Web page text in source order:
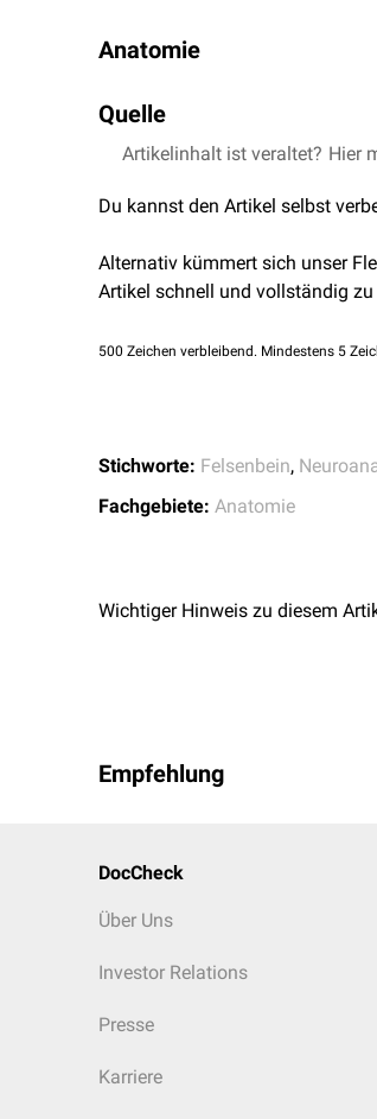
Anatomie
major.
Quelle
Shoja et al.,Anastomoses
Artikelinhalt ist veraltet? Hier
Du kannst den Artikel selbst
Alternativ kümmert sich unser
Artikel schnell und vollständig
500 Zeichen verbleibend. Mindestens 5
Stichworte: Felsenbein,
Fachgebiete: Anatomie
Wichtiger Hinweis zu diesem
Empfehlung
DocCheck
Über Uns
Investor Relations
Presse
Karriere